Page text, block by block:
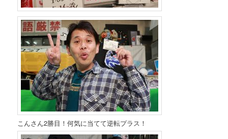
こんさん2勝目！何気に当てて逆転プラス！